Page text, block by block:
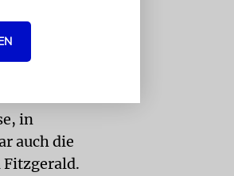
Sie
in
auch die